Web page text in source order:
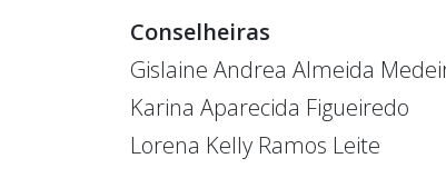
Conselheiras
Gislaine Andrea Almeida
Karina Aparecida Figueiredo
Lorena Kelly Ramos Leite